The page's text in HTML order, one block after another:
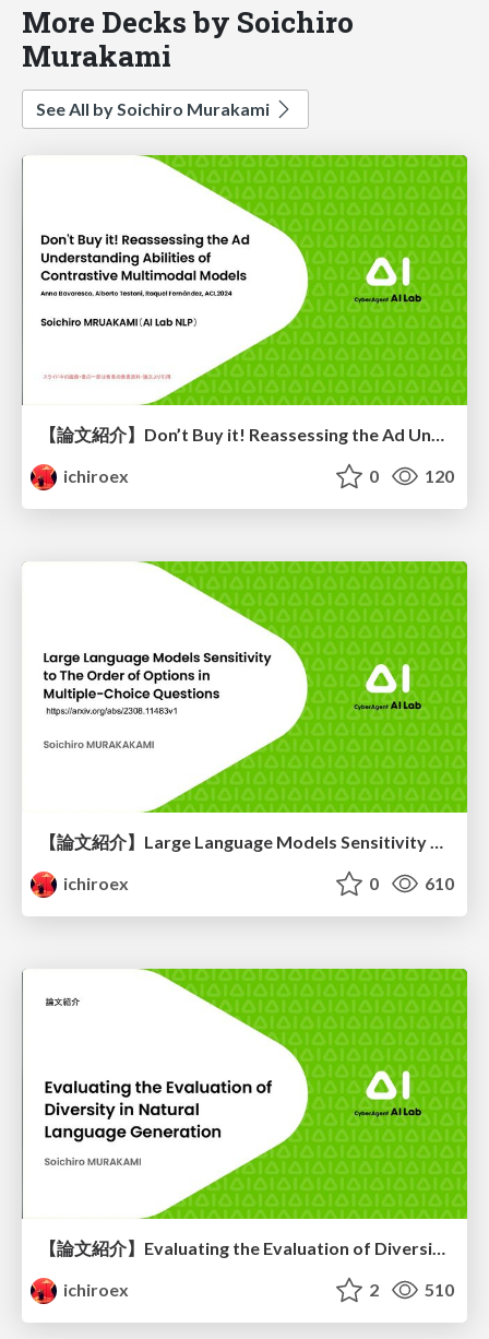
More Decks by Soichiro
Murakami
See All by Soichiro Murakami
【論文紹介】Don’t Buy it! Reassessing the Ad Understanding Abilities of Contrastive Multimodal Models
ichiroex
0 120
ichiroex
0 610
【論文紹介】Evaluating the Evaluation of Diversity in Natural Language Generation
ichiroex
2 510